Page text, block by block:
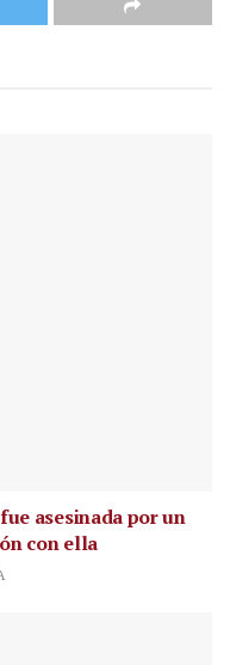
asesinada por un
con ella